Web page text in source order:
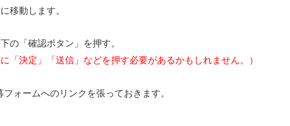
移動します。
の「確認ボタン」を押す。
「決定」「送信」などを押す必要があるかもしれません。）
ォームへのリンクを張っておきます。